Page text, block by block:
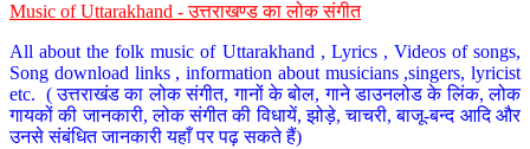
Music of Uttarakhand - उत्तराखण्ड का लोक संगीत
All about the folk music of Uttarakhand , Lyrics , Videos of songs,
Song download links , information about musicians ,singers, lyricist
etc. ( उत्तराखंड का लोक संगीत, गानों के बोल, गाने डाउनलोड के लिंक, लोक
गायकों की जानकारी, लोक संगीत की विधायें, झोड़े, चाचरी, बाजू-बन्द आदि और
उनसे संबंधित जानकारी यहाँ पर पढ़ सकते हैं)